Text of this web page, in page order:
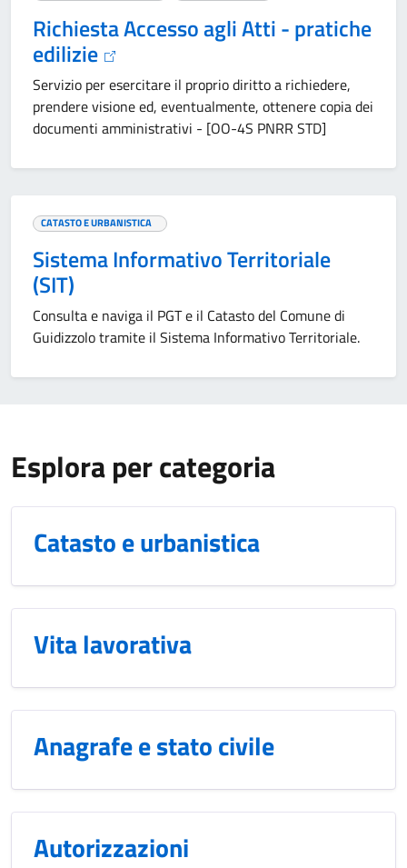
Richiesta Accesso agli Atti - pratiche
edilizie
Servizio per esercitare il proprio diritto a richiedere,
prendere visione ed, eventualmente, ottenere copia dei
documenti amministrativi - [OO-4S PNRR STD]
CATASTO E URBANISTICA
Sistema Informativo Territoriale
(SIT)
Consulta e naviga il PGT e il Catasto del Comune di
Guidizzolo tramite il Sistema Informativo Territoriale.
Esplora per categoria
Catasto e urbanistica
Vita lavorativa
Anagrafe e stato civile
Autorizzazioni